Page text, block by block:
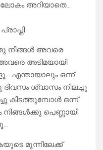
അറിയാതെ…
നിങ്ങൾ അവരെ
അടിമയായി
എന്തായാലും ഒന്ന്
ശ്വാസം നിലച്ചു
കിടത്തുമ്പോൾ ഒന്ന്
നിങ്ങൾക്കു പെണ്ണായി
മുന്നിലേക്ക്